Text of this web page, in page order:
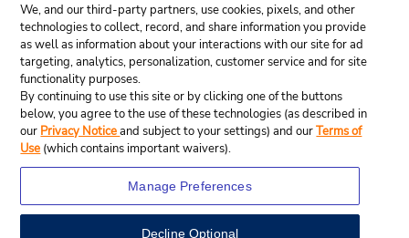
We, and our third-party partners, use cookies, pixels, and other
technologies to collect, record, and share information you provide
as well as information about your interactions with our site for ad
targeting, analytics, personalization, customer service and for site
functionality purposes.
By continuing to use this site or by clicking one of the buttons
below, you agree to the use of these technologies (as described in
our Privacy Noticeand subject to your settings) and ourTerms of
Use (which contains important waivers).
Manage Preferences
Decline Optional